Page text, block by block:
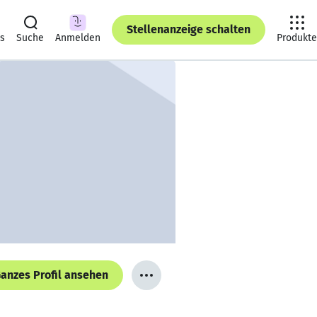
Suche Anmelden
Stellenanzeige schalten
Produkte
Profil ansehen